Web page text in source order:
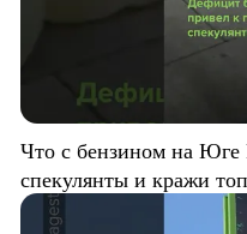
Что с бензином на
спекулянты и кражи